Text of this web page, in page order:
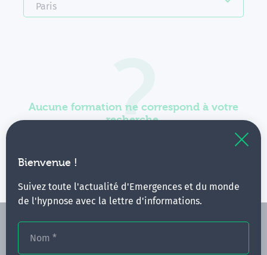
Bienvenue !
Suivez toute l'actualité d'Emergences et du monde
de l'hypnose avec la lettre d'informations.
Nom *
Paris
Aucune formation ne correspond à votre
recherche.
Vous pouvez renouveler votre requête en élargissant